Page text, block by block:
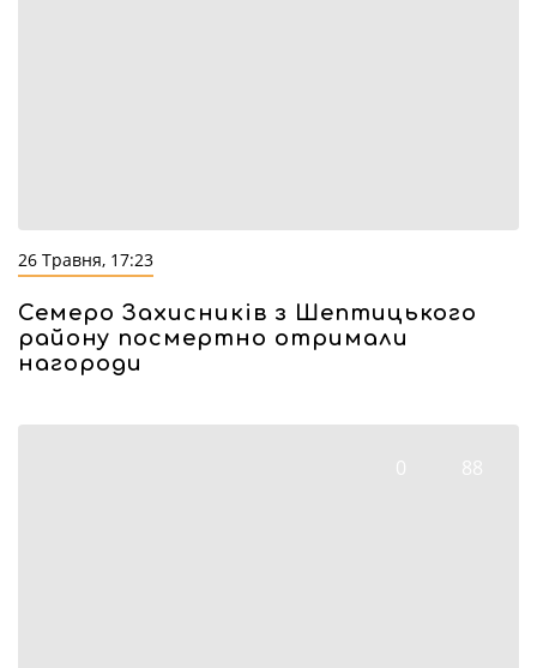
26 Травня, 17:23
Семеро Захисників з Шептицького
району посмертно отримали
нагороди
0 88